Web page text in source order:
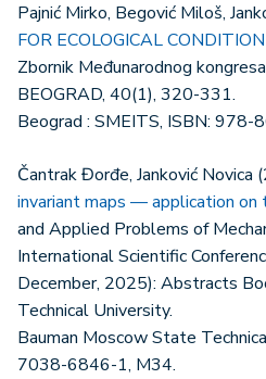
Pajnić Mirko, Begović Miloš,
FOR ECOLOGICAL
Zbornik Međunarodnog
BEOGRAD, 40(1), 320-331.
Beograd : SMEITS, ISBN:
Čantrak Đorđe, Janković Novica
invariant maps — application on
and Applied Problems of
International Scientific
December, 2025): Abstracts
Technical University.
Bauman Moscow State
7038-6846-1, M34.